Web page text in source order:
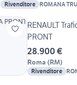
Rivenditore ROMANA
RENAULT
PRONT
28.900 €
Roma (RM)
Rivenditore